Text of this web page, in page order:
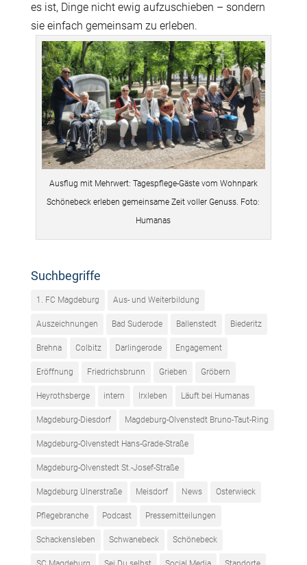
es ist, Dinge nicht ewig aufzuschieben – sondern
sie einfach gemeinsam zu erleben.
Ausflug mit Mehrwert: Tagespflege-Gäste vom Wohnpark
Schönebeck erleben gemeinsame Zeit voller Genuss. Foto:
Humanas
Suchbegriffe
1. FC Magdeburg Aus- und Weiterbildung
Auszeichnungen Bad Suderode Ballenstedt Biederitz
Brehna Colbitz Darlingerode Engagement
Eröffnung Friedrichsbrunn Grieben Gröbern
Heyrothsberge intern Irxleben Läuft bei Humanas
Magdeburg-Diesdorf Magdeburg-Olvenstedt Bruno-Taut-Ring
Magdeburg-Olvenstedt Hans-Grade-Straße
Magdeburg-Olvenstedt St.-Josef-Straße
Magdeburg Ulnerstraße Meisdorf News Osterwieck
Pflegebranche Podcast Pressemitteilungen
Schackensleben Schwanebeck Schönebeck